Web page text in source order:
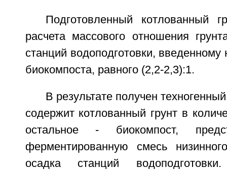
Подготовленный котлованный
расчета массового отношения
станций водоподготовки, введенному
биокомпоста, равного (2,2-2,3):1.
В результате получен
содержит котлованный грунт в
остальное - биокомпост,
ферментированную смесь
осадка станций